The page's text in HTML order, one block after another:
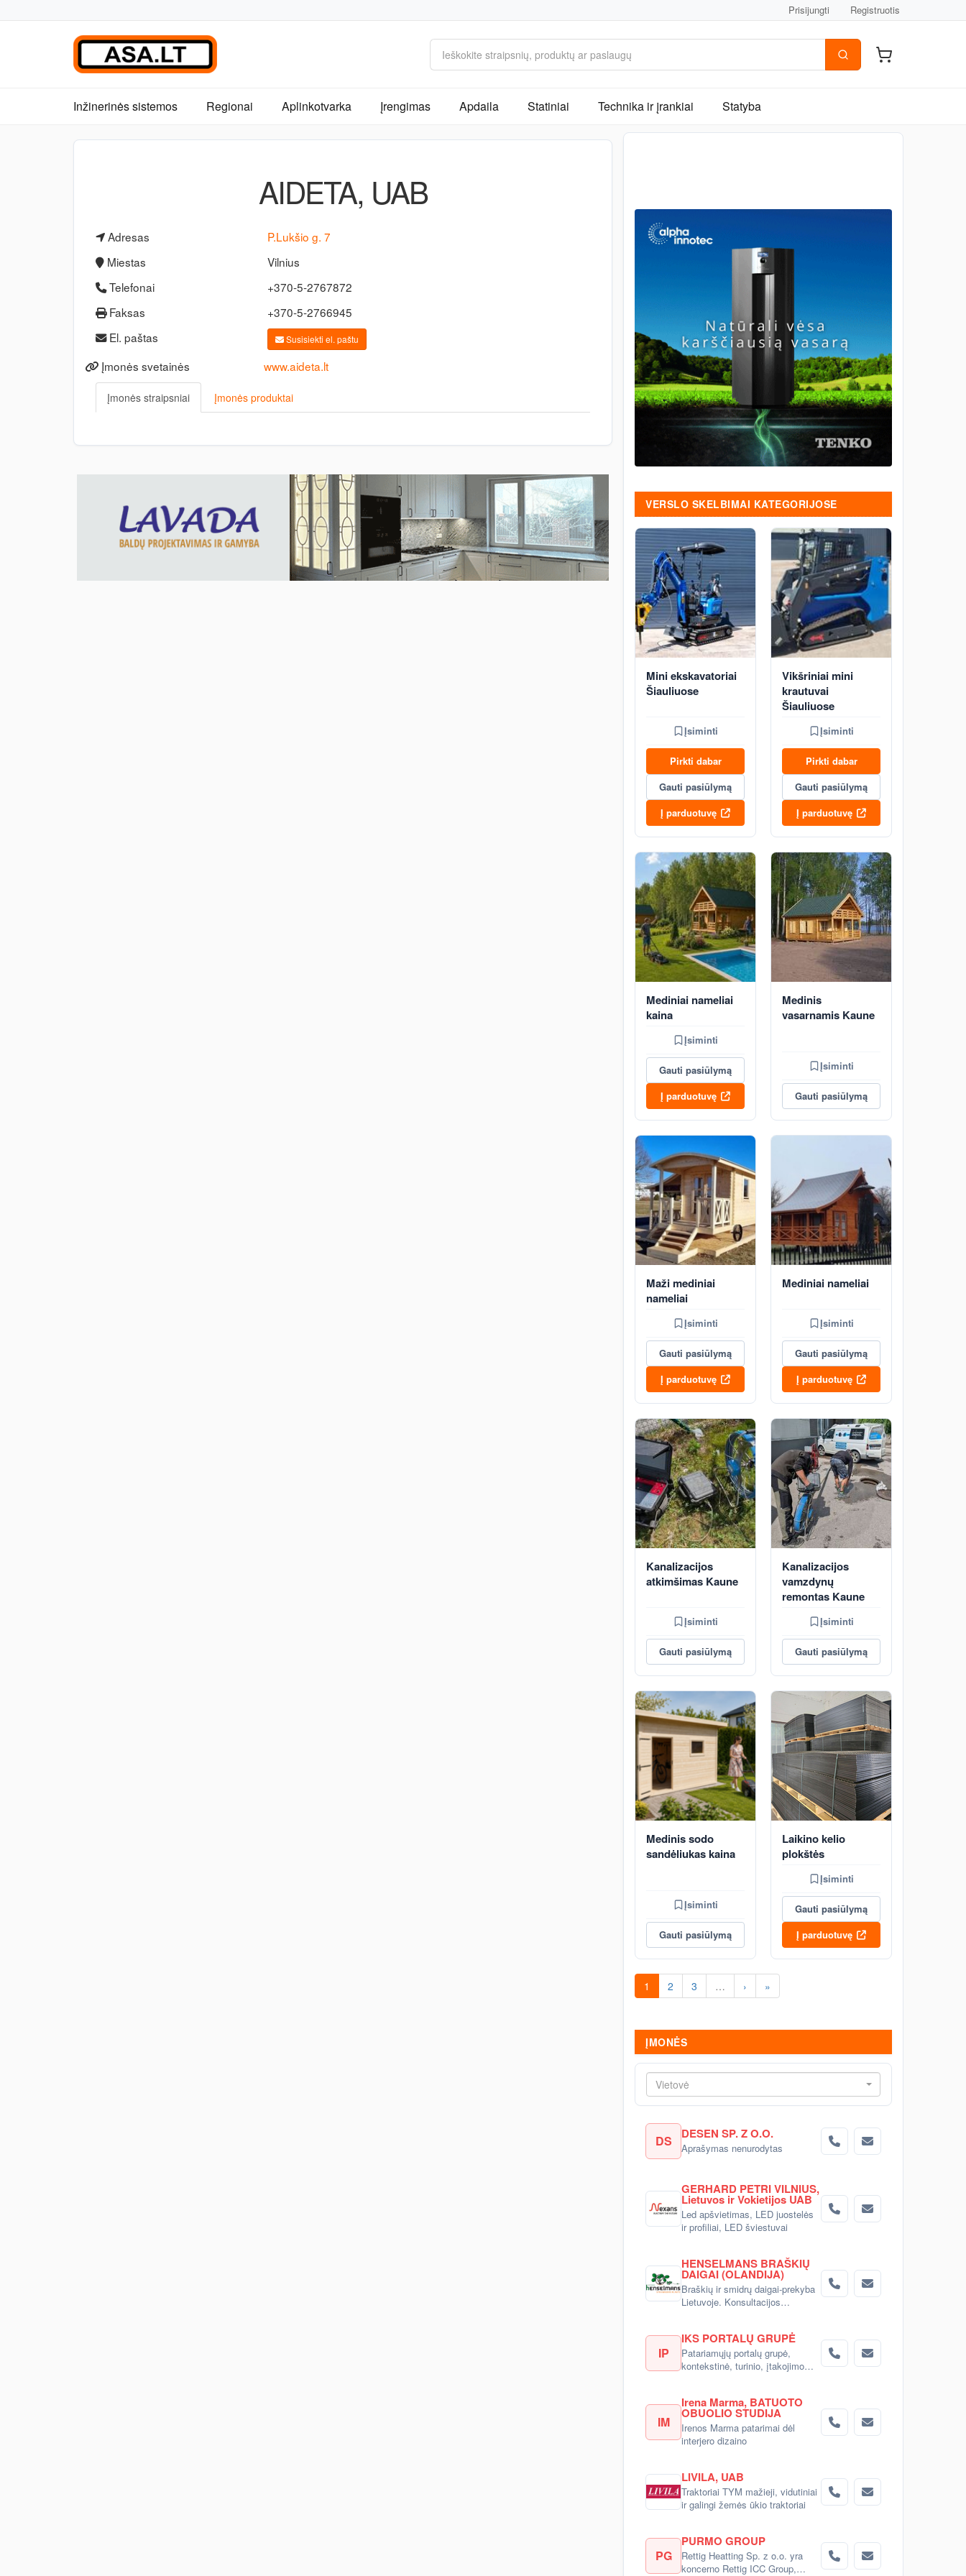
Prisijungti Registruotis
Inžinerinės sistemos Regionai Aplinkotvarka Įrengimas Apdaila Statiniai Technika ir įrankiai Statyba
AIDETA, UAB
Adresas
P.Lukšio g. 7
Miestas
Vilnius
Telefonai
+370-5-2767872
Faksas
+370-5-2766945
El. paštas
Susisiekti el. paštu
Įmonės svetainės www.aideta.lt
Įmonės straipsniai Įmonės produktai
VERSLO SKELBIMAI KATEGORIJOSE
Mini ekskavatoriai
Šiauliuose
Įsiminti
Pirkti dabar
Gauti pasiūlymą
Į parduotuvę
Vikšriniai mini
krautuvai
Šiauliuose
Įsiminti
Pirkti dabar
Gauti pasiūlymą
Į parduotuvę
Mediniai nameliai
kaina
Įsiminti
Gauti pasiūlymą
Į parduotuvę
Medinis
vasarnamis Kaune
Įsiminti
Gauti pasiūlymą
Maži mediniai
nameliai
Įsiminti
Gauti pasiūlymą
Į parduotuvę
Mediniai nameliai
Įsiminti
Gauti pasiūlymą
Į parduotuvę
Kanalizacijos
atkimšimas Kaune
Įsiminti
Gauti pasiūlymą
Kanalizacijos
vamzdynų
remontas Kaune
Įsiminti
Gauti pasiūlymą
Medinis sodo
sandėliukas kaina
Įsiminti
Gauti pasiūlymą
Laikino kelio
plokštės
Įsiminti
Gauti pasiūlymą
Į parduotuvę
1 2 3 … › »
ĮMONĖS
Vietovė
DS DESEN SP. Z O.O.
Aprašymas nenurodytas
GERHARD PETRI VILNIUS,
Lietuvos ir Vokietijos UAB
Led apšvietimas, LED juostelės
ir profiliai, LED šviestuvai
HENSELMANS BRAŠKIŲ
DAIGAI (OLANDIJA)
Braškių ir smidrų daigai-prekyba
Lietuvoje. Konsultacijos
IP
IKS PORTALŲ GRUPĖ
Patariamųjų portalų grupė,
kontekstinė, turinio, įtakojimo
IM
Irena Marma, BATUOTO
OBUOLIO STUDIJA
Irenos Marma patarimai dėl
interjero dizaino
LIVILA, UAB
Traktoriai TYM mažieji, vidutiniai
ir galingi žemės ūkio traktoriai
PG
PURMO GROUP
Rettig Heatting Sp. z o.o. yra
koncerno Rettig ICC Group,